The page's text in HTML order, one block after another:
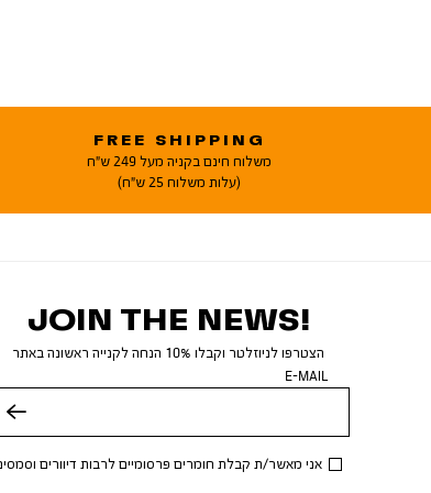
FREE SHIPPING
משלוח חינם בקניה מעל 249 ש"ח
(עלות משלוח 25 ש"ח)
JOIN THE NEWS!
הצטרפו לניוזלטר וקבלו 10% הנחה לקנייה ראשונה באתר
E-MAIL
אני מאשר/ת קבלת חומרים פרסומיים לרבות דיוורים